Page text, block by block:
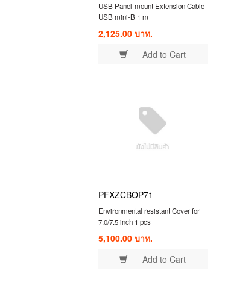
USB Panel-mount Extension Cable
USB mini-B 1 m
2,125.00 บาท.
Add to Cart
PFXZCBOP71
Environmental resistant Cover for
7.0/7.5 inch 1 pcs
5,100.00 บาท.
Add to Cart